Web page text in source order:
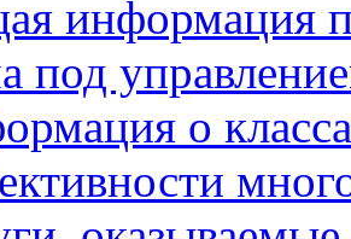
информация
под
о